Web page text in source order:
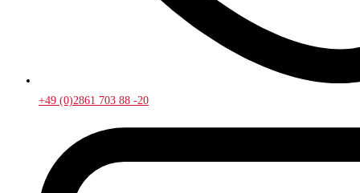
+49 (0)2861 703 88 -20